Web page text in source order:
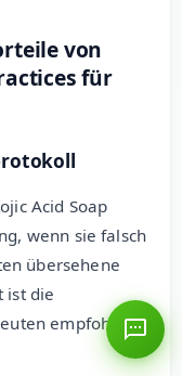
von
für
Acid Soap
wenn sie falsch
übersehene
ist die
empfohlene